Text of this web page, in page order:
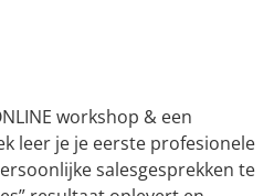
workshop & een
leer je je eerste profesionele
salesgesprekken te